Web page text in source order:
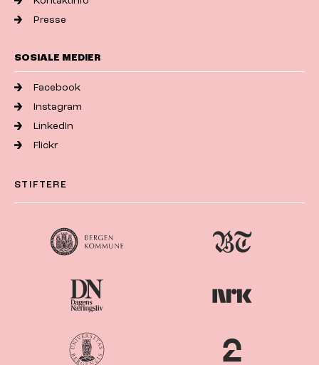
Presse
SOSIALE MEDIER
Facebook
Instagram
LinkedIn
Flickr
STIFTERE